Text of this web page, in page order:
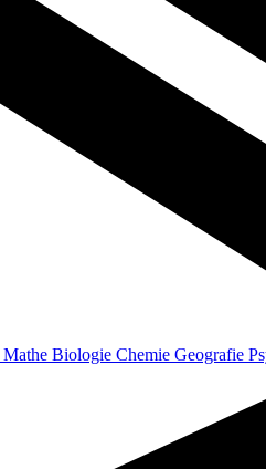
Mathe Biologie Chemie Geografie